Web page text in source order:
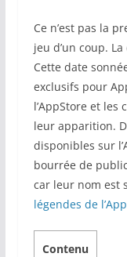
Ce n’est pas la
jeu d’un coup.
Cette date
exclusifs pour
l’AppStore et
leur apparition.
disponibles sur
bourrée de
car leur nom est
légendes de
Contenu